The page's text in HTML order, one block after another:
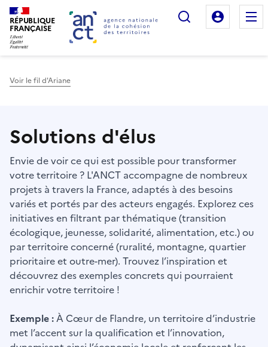
RÉPUBLIQUE
FRANÇAISE
Rechercher
Mon
Voir le fil d'Ariane
Solutions d'élus
Envie de voir ce qui est possible pour transformer
votre territoire ? L'ANCT accompagne de nombreux
projets à travers la France, adaptés à des besoins
variés et portés par des acteurs engagés. Explorez ces
initiatives en filtrant par thématique (transition
écologique, jeunesse, solidarité, alimentation, etc.) ou
par territoire concerné (ruralité, montagne, quartier
prioritaire et outre-mer). Trouvez l’inspiration et
découvrez des exemples concrets qui pourraient
enrichir votre territoire !
Exemple :À Cœur de Flandre, un territoire d’industrie
met l’accent sur la qualification et l’innovation,